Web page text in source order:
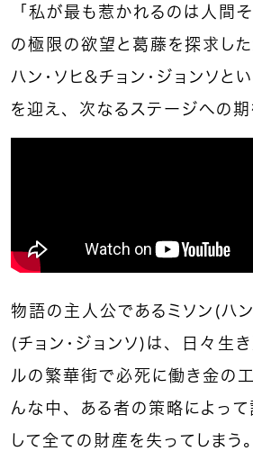
「私が最も惹かれるのは人間
の極限の欲望と葛藤を探求した
ハン・ソヒ＆チョン・ジョンソと
を迎え、次なるステージへの期
物語の主人公であるミソン（ハン
（チョン・ジョンソ）は、日々生
ルの繁華街で必死に働き金の
んな中、ある者の策略によっ
して全ての財産を失ってしまう